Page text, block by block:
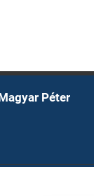
Péter